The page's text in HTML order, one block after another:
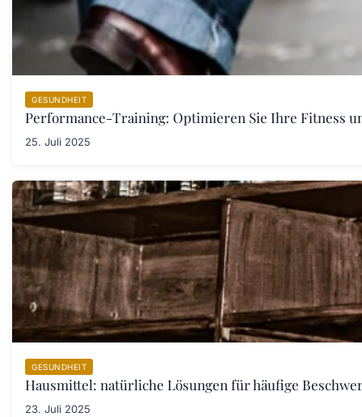
GESUNDHEIT
Performance-Training: Optimieren Sie Ihre Fitness
25. Juli 2025
GESUNDHEIT
Hausmittel: natürliche Lösungen für häufige
23. Juli 2025